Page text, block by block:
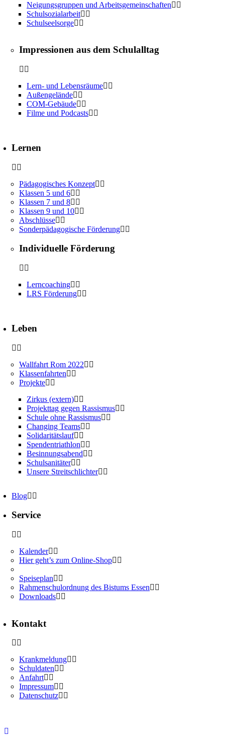
Neigungsgruppen und Arbeitsgemeinschaften
Schulsozialarbeit
Schulseelsorge
Impressionen aus dem Schulalltag
Lern- und Lebensräume
Außengelände
COM-Gebäude
Filme und Podcasts
Lernen
Pädagogisches Konzept
Klassen 5 und 6
Klassen 7 und 8
Klassen 9 und 10
Abschlüsse
Sonderpädagogische Förderung
Individuelle Förderung
Lerncoaching
LRS Förderung
Leben
Wallfahrt Rom 2022
Klassenfahrten
Projekte
Zirkus (extern)
Projekttag gegen Rassismus
Schule ohne Rassismus
Changing Teams
Solidaritätslauf
Spendentriathlon
Besinnungsabend
Schulsanitäter
Unsere Streitschlichter
Blog
Service
Kalender
Hier geht’s zum Online-Shop
Speiseplan
Rahmenschulordnung des Bistums Essen
Downloads
Kontakt
Krankmeldung
Schuldaten
Anfahrt
Impressum
Datenschutz